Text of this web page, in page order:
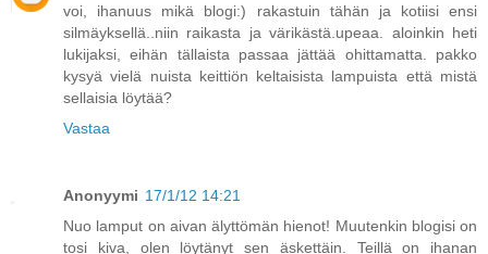
voi, ihanuus mikä blogi:) rakastuin tähän ja kotiisi ensi
silmäyksellä..niin raikasta ja värikästä.upeaa. aloinkin heti
lukijaksi, eihän tällaista passaa jättää ohittamatta. pakko
kysyä vielä nuista keittiön keltaisista lampuista että mistä
sellaisia löytää?
Vastaa
Anonyymi 17/1/12 14:21
Nuo lamput on aivan älyttömän hienot! Muutenkin blogisi on
tosi kiva, olen löytänyt sen äskettäin. Teillä on ihanan